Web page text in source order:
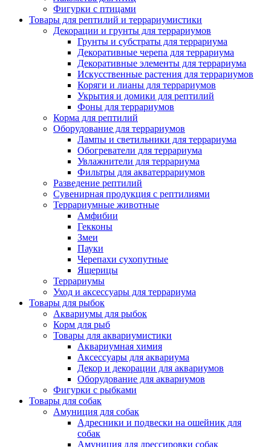
Фигурки с птицами
Товары для рептилий и террариумистики
Декорации и грунты для террариумов
Грунты и субстраты для террариума
Декоративные черепа для террариума
Декоративные элементы для террариума
Искусственные растения для террариумов
Коряги и лианы для террариумов
Укрытия и домики для рептилий
Фоны для террариумов
Корма для рептилий
Оборудование для террариумов
Лампы и светильники для террариума
Обогреватели для террариума
Увлажнители для террариума
Фильтры для акватеррариумов
Разведение рептилий
Сувенирная продукция с рептилиями
Террариумные животные
Амфибии
Гекконы
Змеи
Пауки
Черепахи сухопутные
Ящерицы
Террариумы
Уход и аксессуары для террариума
Товары для рыбок
Аквариумы для рыбок
Корм для рыб
Товары для аквариумистики
Аквариумная химия
Аксессуары для аквариума
Декор и декорации для аквариумов
Оборудование для аквариумов
Фигурки с рыбками
Товары для собак
Амуниция для собак
Адресники и подвески на ошейник для
собак
Амуниция для дрессировки собак